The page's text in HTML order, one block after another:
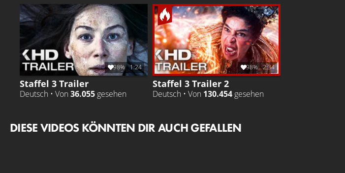
98% 1:24
Staffel 3 Trailer
Deutsch • Von 36.055 gesehen
98% 2:34
Staffel 3 Trailer 2
Deutsch • Von 130.454 gesehen
DIESE VIDEOS KÖNNTEN DIR AUCH GEFALLEN